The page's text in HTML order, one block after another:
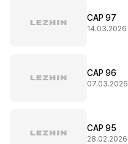
CAP 97
14.03.2026
CAP 96
07.03.2026
CAP 95
28.02.2026